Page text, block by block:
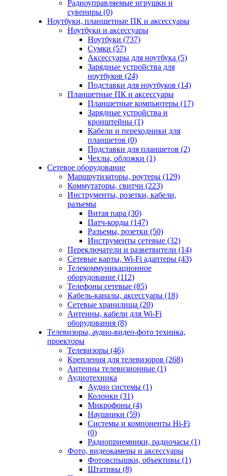
Радиоуправляемые игрушки и
сувениры (0)
Ноутбуки, планшетные ПК и аксессуары
Ноутбуки и аксессуары
Ноутбуки (737)
Сумки (57)
Аксессуары для ноутбука (5)
Зарядные устройства для
ноутбуков (24)
Подставки для ноутбуков (14)
Планшетные ПК и аксессуары
Планшетные компьютеры (17)
Зарядные устройства и
кронштейны (1)
Кабели и переходники для
планшетов (0)
Подставки для планшетов (2)
Чехлы, обложки (1)
Сетевое оборудование
Маршрутизаторы, роутеры (129)
Коммутаторы, свитчи (223)
Инструменты, розетки, кабели,
разъемы
Витая пара (30)
Патч-корды (147)
Разъемы, розетки (50)
Инструменты сетевые (32)
Переключатели и разветвители (14)
Сетевые карты, Wi-Fi адаптеры (43)
Телекоммуникационное
оборудование (112)
Телефоны сетевые (85)
Кабель-каналы, аксессуары (18)
Сетевые хранилища (20)
Антенны, кабели для Wi-Fi
оборудования (8)
Телевизоры, аудио-видео-фото техника,
проекторы
Телевизоры (46)
Крепления для телевизоров (268)
Антенны телевизионные (1)
Аудиотехника
Аудио системы (1)
Колонки (31)
Микрофоны (4)
Наушники (59)
Системы и компоненты Hi-Fi
(0)
Радиоприемники, радиочасы (1)
Фото, видеокамеры и аксессуары
Фотовспышки, объективы (1)
Штативы (8)